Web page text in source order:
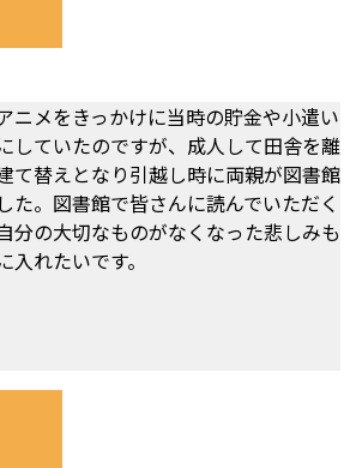
ニメをきっかけに当時の貯金や小遣い
していたのですが、成人して田舎を離
て替えとなり引越し時に両親が図書館
た。図書館で皆さんに読んでいただく
分の大切なものがなくなった悲しみも
れたいです。